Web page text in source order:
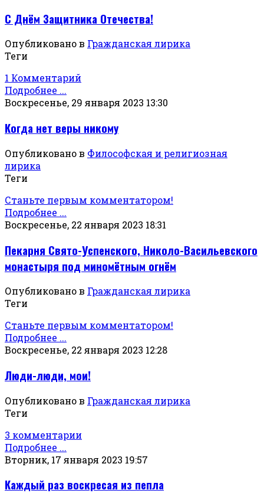
С Днём Защитника Отечества!
Опубликовано в Гражданская лирика
Теги
1 Комментарий
Подробнее ...
Воскресенье, 29 января 2023 13:30
Когда нет веры никому
Опубликовано в Философская и религиозная
лирика
Теги
Станьте первым комментатором!
Подробнее ...
Воскресенье, 22 января 2023 18:31
Пекарня Свято-Успенского, Николо-Васильевского
монастыря под миномётным огнём
Опубликовано в Гражданская лирика
Теги
Станьте первым комментатором!
Подробнее ...
Воскресенье, 22 января 2023 12:28
Люди-люди, мои!
Опубликовано в Гражданская лирика
Теги
3 комментарии
Подробнее ...
Вторник, 17 января 2023 19:57
Каждый раз воскресая из пепла